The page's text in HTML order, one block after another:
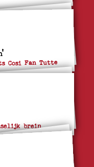
Cosi Fan Tutte
brein